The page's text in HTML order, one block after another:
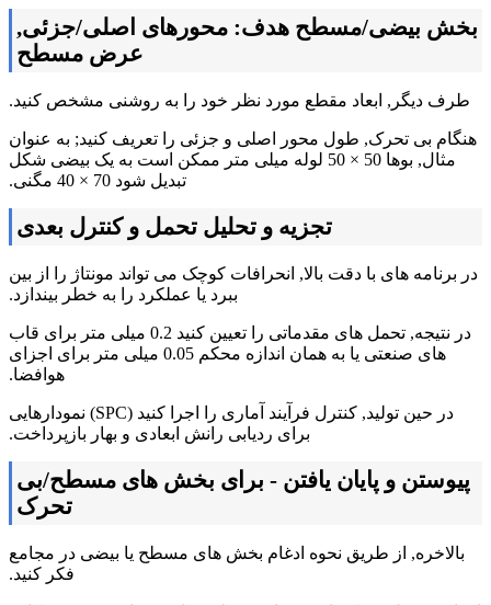
بخش بیضی/مسطح هدف: محورهای اصلی/جزئی,
عرض مسطح
طرف دیگر, ابعاد مقطع مورد نظر خود را به روشنی مشخص کنید.
هنگام بی تحرک, طول محور اصلی و جزئی را تعریف کنید; به عنوان
مثال, بوها 50 × 50 لوله میلی متر ممکن است به یک بیضی شکل
تبدیل شود 70 × 40 مگنی.
تجزیه و تحلیل تحمل و کنترل بعدی
در برنامه های با دقت بالا, انحرافات کوچک می تواند مونتاژ را از بین
ببرد یا عملکرد را به خطر بیندازد.
در نتیجه, تحمل های مقدماتی را تعیین کنید 0.2 میلی متر برای قاب
های صنعتی یا به همان اندازه محکم 0.05 میلی متر برای اجزای
هوافضا.
در حین تولید, کنترل فرآیند آماری را اجرا کنید (SPC) نمودارهایی
برای ردیابی رانش ابعادی و بهار بازپرداخت.
پیوستن و پایان یافتن - برای بخش های مسطح/بی
تحرک
بالاخره, از طریق نحوه ادغام بخش های مسطح یا بیضی در مجامع
فکر کنید.